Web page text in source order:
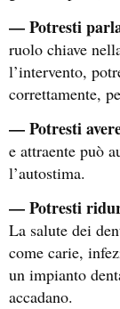
— Potresti
ruolo chiave
l’intervento,
correttamente,
— Potresti
e attraente può
l’autostima.
— Potresti
La salute dei
come carie,
un impianto
accadano.